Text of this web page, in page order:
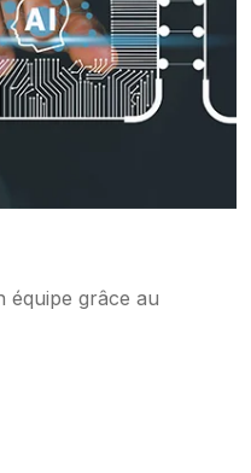
équipe grâce au